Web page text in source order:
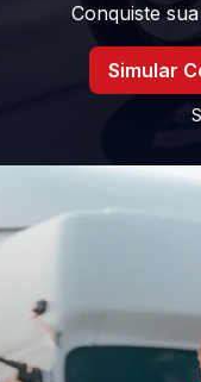
Conquiste
Simular